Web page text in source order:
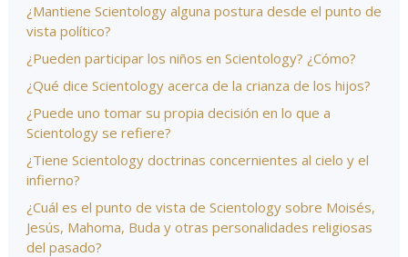
¿Mantiene Scientology alguna postura desde el punto de
vista político?
¿Pueden participar los niños en Scientology? ¿Cómo?
¿Qué dice Scientology acerca de la crianza de los hijos?
¿Puede uno tomar su propia decisión en lo que a
Scientology se refiere?
¿Tiene Scientology doctrinas concernientes al cielo y el
infierno?
¿Cuál es el punto de vista de Scientology sobre Moisés,
Jesús, Mahoma, Buda y otras personalidades religiosas
del pasado?